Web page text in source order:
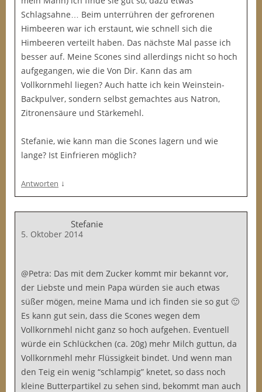
Schlagsahne… Beim unterrühren der gefrorenen
Himbeeren war ich erstaunt, wie schnell sich die
Himbeeren verteilt haben. Das nächste Mal passe ich
besser auf. Meine Scones sind allerdings nicht so hoch
aufgegangen, wie die Von Dir. Kann das am
Vollkornmehl liegen? Auch hatte ich kein Weinstein-
Backpulver, sondern selbst gemachtes aus Natron,
Zitronensäure und Stärkemehl.
Stefanie, wie kann man die Scones lagern und wie
lange? Ist Einfrieren möglich?
Antworten ↓
Stefanie
5. Oktober 2014
@Petra: Das mit dem Zucker kommt mir bekannt vor,
der Liebste und mein Papa würden sie auch etwas
süßer mögen, meine Mama und ich finden sie so gut 🙂
Es kann gut sein, dass die Scones wegen dem
Vollkornmehl nicht ganz so hoch aufgehen. Eventuell
würde ein Schlückchen (ca. 20g) mehr Milch guttun, da
Vollkornmehl mehr Flüssigkeit bindet. Und wenn man
den Teig ein wenig “schlampig” knetet, so dass noch
kleine Butterpartikel zu sehen sind, bekommt man auch